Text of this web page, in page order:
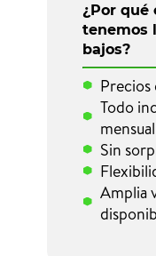
¿Por qué
tenemos
bajos?
Todo
mensual
Sin
Amplia